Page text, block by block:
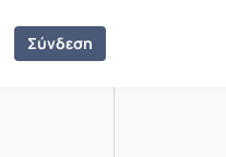
Σύνδεση